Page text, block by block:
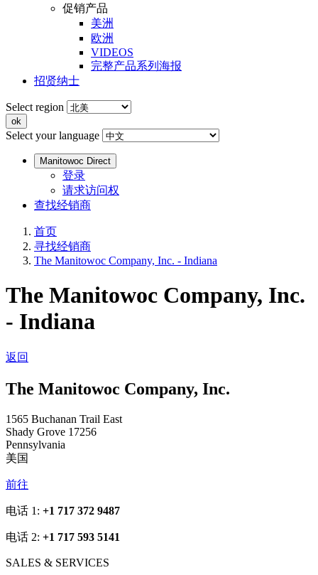
促销产品
美洲
欧洲
VIDEOS
完整产品系列海报
招贤纳士
Select region
Select your language
Manitowoc Direct
登录
请求访问权
查找经销商
首页
寻找经销商
The Manitowoc Company, Inc. - Indiana
The Manitowoc Company, Inc.
- Indiana
返回
The Manitowoc Company, Inc.
1565 Buchanan Trail East
Shady Grove 17256
Pennsylvania
美国
前往
电话 1: +1 717 372 9487
电话 2: +1 717 593 5141
SALES & SERVICES